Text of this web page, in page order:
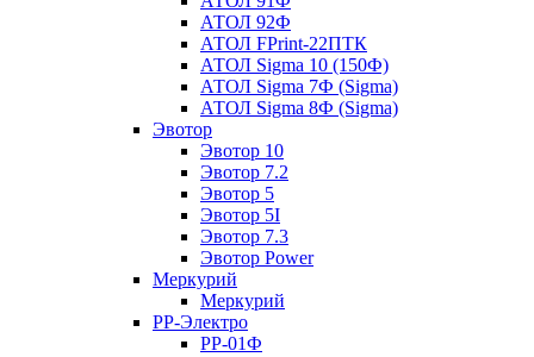
АТОЛ 92Ф
АТОЛ FPrint-22ПТК
АТОЛ Sigma 10 (150Ф)
АТОЛ Sigma 7Ф (Sigma)
АТОЛ Sigma 8Ф (Sigma)
Эвотор
Эвотор 10
Эвотор 7.2
Эвотор 5
Эвотор 5I
Эвотор 7.3
Эвотор Power
Меркурий
Меркурий
РР-Электро
РР-01Ф